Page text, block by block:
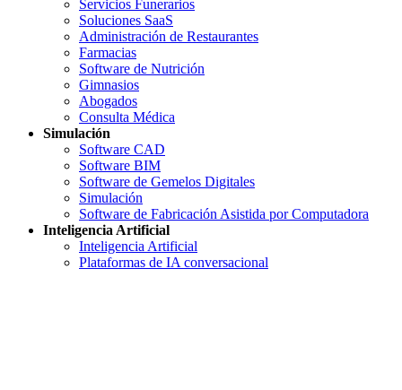
Servicios Funerarios
Soluciones SaaS
Administración de Restaurantes
Farmacias
Software de Nutrición
Gimnasios
Abogados
Consulta Médica
Simulación
Software CAD
Software BIM
Software de Gemelos Digitales
Simulación
Software de Fabricación Asistida por Computadora
Inteligencia Artificial
Inteligencia Artificial
Plataformas de IA conversacional